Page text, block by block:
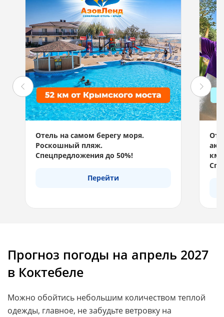
Отель на самом берегу моря.
Роскошный пляж.
Спецпредложения до 50%!
Перейти
км
Прогноз погоды на апрель 2027
в Коктебеле
Можно обойтись небольшим количеством теплой
одежды, главное, не забудьте ветровку на